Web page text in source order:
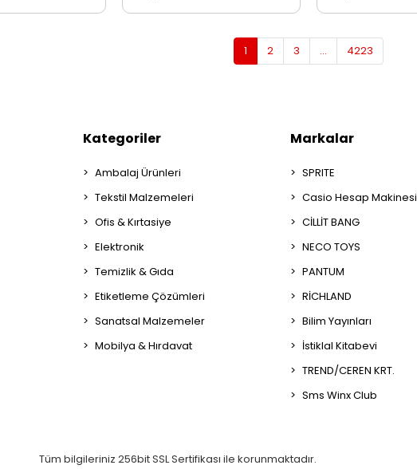
1 2 3 ... 4223
Kategoriler
Ambalaj Ürünleri
Tekstil Malzemeleri
Ofis & Kırtasiye
Elektronik
Temizlik & Gıda
Etiketleme Çözümleri
Sanatsal Malzemeler
Mobilya & Hırdavat
Markalar
SPRITE
Casio Hesap Makinesi
CİLLİT BANG
NECO TOYS
PANTUM
RİCHLAND
Bilim Yayınları
İstiklal Kitabevi
TREND/CEREN KRT.
Sms Winx Club
Tüm bilgileriniz 256bit SSL Sertifikası ile korunmaktadır.